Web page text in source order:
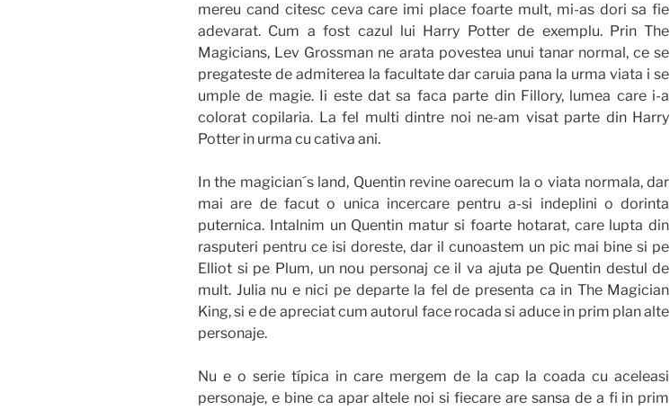
mereu cand citesc ceva care imi place foarte mult, mi-as dori sa fie
adevarat. Cum a fost cazul lui Harry Potter de exemplu. Prin The
Magicians, Lev Grossman ne arata povestea unui tanar normal, ce se
pregateste de admiterea la facultate dar caruia pana la urma viata i se
umple de magie. Ii este dat sa faca parte din Fillory, lumea care i-a
colorat copilaria. La fel multi dintre noi ne-am visat parte din Harry
Potter in urma cu cativa ani.
In the magician´s land, Quentin revine oarecum la o viata normala, dar
mai are de facut o unica incercare pentru a-si indeplini o dorinta
puternica. Intalnim un Quentin matur si foarte hotarat, care lupta din
rasputeri pentru ce isi doreste, dar il cunoastem un pic mai bine si pe
Elliot si pe Plum, un nou personaj ce il va ajuta pe Quentin destul de
mult. Julia nu e nici pe departe la fel de presenta ca in The Magician
King, si e de apreciat cum autorul face rocada si aduce in prim plan alte
personaje.
Nu e o serie típica in care mergem de la cap la coada cu aceleasi
personaje, e bine ca apar altele noi si fiecare are sansa de a fi in prim